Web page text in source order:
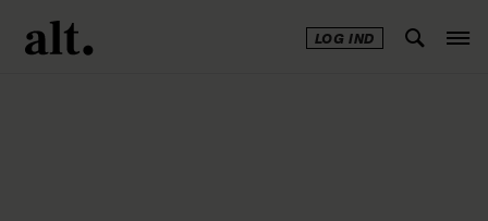
LOG IND